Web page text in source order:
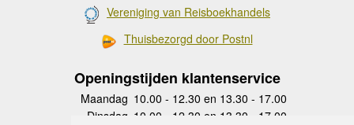
Vereniging van Reisboekhandels
Thuisbezorgd door Postnl
Openingstijden klantenservice
Maandag 10.00 - 12.30 en 13.30 - 17.00
Dinsdag 10.00 - 12.30 en 13.30 - 17.00